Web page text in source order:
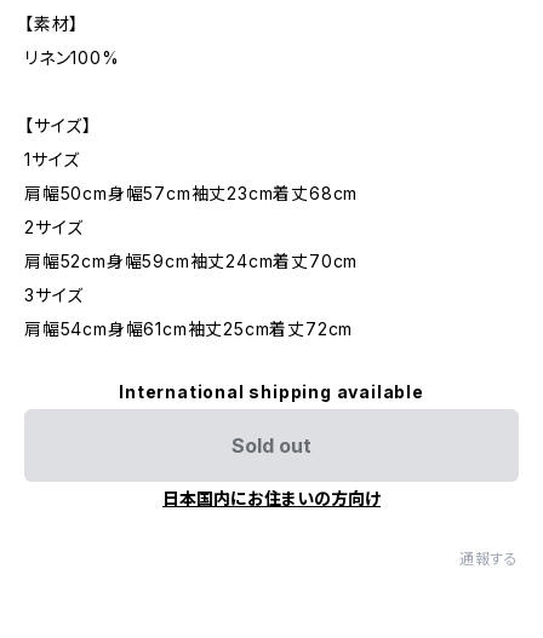
【素材】
リネン100%
【サイズ】
1サイズ
肩幅50cm身幅57cm袖丈23cm着丈68cm
2サイズ
肩幅52cm身幅59cm袖丈24cm着丈70cm
3サイズ
肩幅54cm身幅61cm袖丈25cm着丈72cm
International shipping available
Sold out
日本国内にお住まいの方向け
通報する